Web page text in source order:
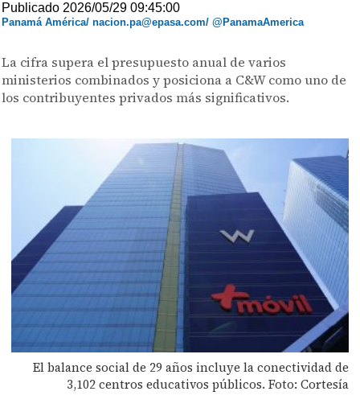
Publicado 2026/05/29 09:45:00
Panamá América/ nacion.pa@epasa.com/ @PanamaAmerica
La cifra supera el presupuesto anual de varios
ministerios combinados y posiciona a C&W como uno de
los contribuyentes privados más significativos.
El balance social de 29 años incluye la conectividad de
3,102 centros educativos públicos. Foto: Cortesía